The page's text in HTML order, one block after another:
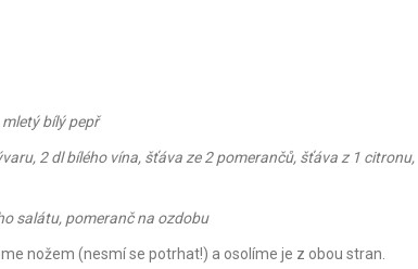
bílý pepř
2 dl bílého vína, šťáva ze 2 pomerančů, šťáva z 1 citronu,
salátu, pomeranč na ozdobu
nožem (nesmí se potrhat!) a osolíme je z obou stran.